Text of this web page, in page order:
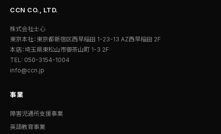
CCN CO., LTD.
株式会社士心
東京本社：東京都新宿区西早稲田 1-23-13 AZ西早稲田 2F
本店：埼玉県東松山市御茶山町 1-3 2F
TEL: 050-3154-1004
info@ccn.jp
事業
障害児通所支援事業
英語教育事業